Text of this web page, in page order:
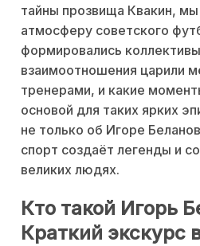
тайны прозвища Квакин,
атмосферу советского
формировались
взаимоотношения царили
тренерами, и какие
основой для таких ярких
не только об Игоре
спорт создаёт легенды и
великих людях.
Кто такой Игорь
Краткий экскурс